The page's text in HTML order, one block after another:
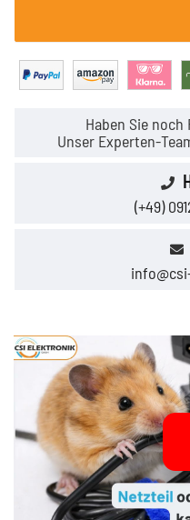
Haben Sie
Unser Experten-
(+49)